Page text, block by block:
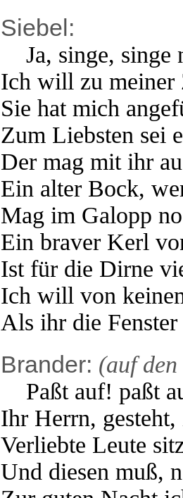
Siebel:
Ja, singe, singe
Ich will zu meiner
Sie hat mich
Zum Liebsten sei
Der mag mit ihr
Ein alter Bock,
Mag im Galopp
Ein braver Kerl
Ist für die Dirne
Ich will von
Als ihr die Fenster
Brander: (auf
Paßt auf! paßt
Ihr Herrn,
Verliebte Leute
Und diesen muß,